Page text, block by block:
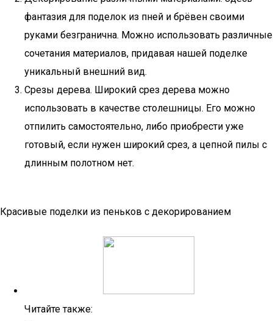
фантазия для поделок из пней и брёвен своими
руками безгранична. Можно использовать различные
сочетания материалов, придавая нашей поделке
уникальный внешний вид.
Срезы дерева. Широкий срез дерева можно
использовать в качестве столешницы. Его можно
отпилить самостоятельно, либо приобрести уже
готовый, если нужен широкий срез, а цепной пилы с
длинным полотном нет.
Красивые поделки из пеньков с декорированием
Читайте также: